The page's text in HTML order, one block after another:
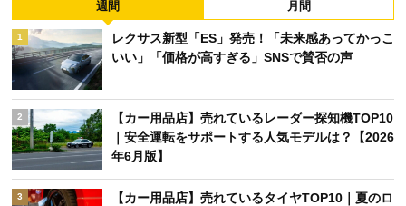
週間 月間
1
レクサス新型「ES」発売！「未来感あってかっこ
いい」「価格が高すぎる」SNSで賛否の声
2
【カー用品店】売れているレーダー探知機TOP10
｜安全運転をサポートする人気モデルは？【2026
年6月版】
3
【カー用品店】売れているタイヤTOP10｜夏のロ